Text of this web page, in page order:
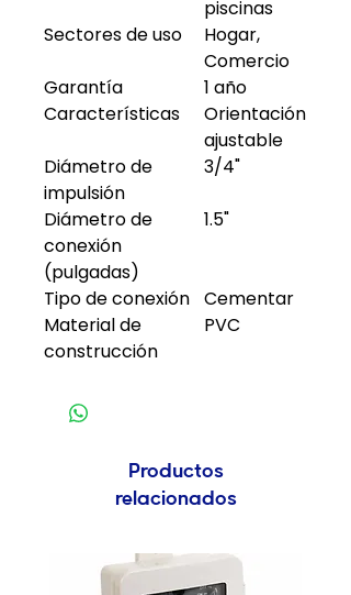
piscinas
Sectores de uso
Hogar,
Comercio
Garantía
1 año
Características
Orientación
ajustable
Diámetro de
impulsión
3/4"
Diámetro de
conexión
(pulgadas)
1.5"
Tipo de conexión Cementar
Material de
construcción
PVC
Productos
relacionados